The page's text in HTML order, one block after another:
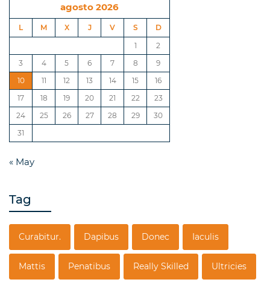
agosto 2026
L M X J V S
D
1
2
3
4 5 6 7 8
9
10
11 12 13 14 15
16
17
18 19 20 21 22
23
24
25 26 27 28 29
30
31
« May
Tag
Curabitur. Dapibus Donec Iaculis
Mattis Penatibus Really Skilled Ultricies